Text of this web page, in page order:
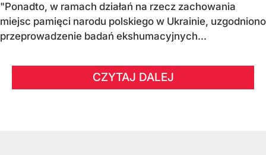
"Ponadto, w ramach działań na rzecz zachowania
miejsc pamięci narodu polskiego w Ukrainie, uzgodniono
przeprowadzenie badań ekshumacyjnych...
CZYTAJ DALEJ